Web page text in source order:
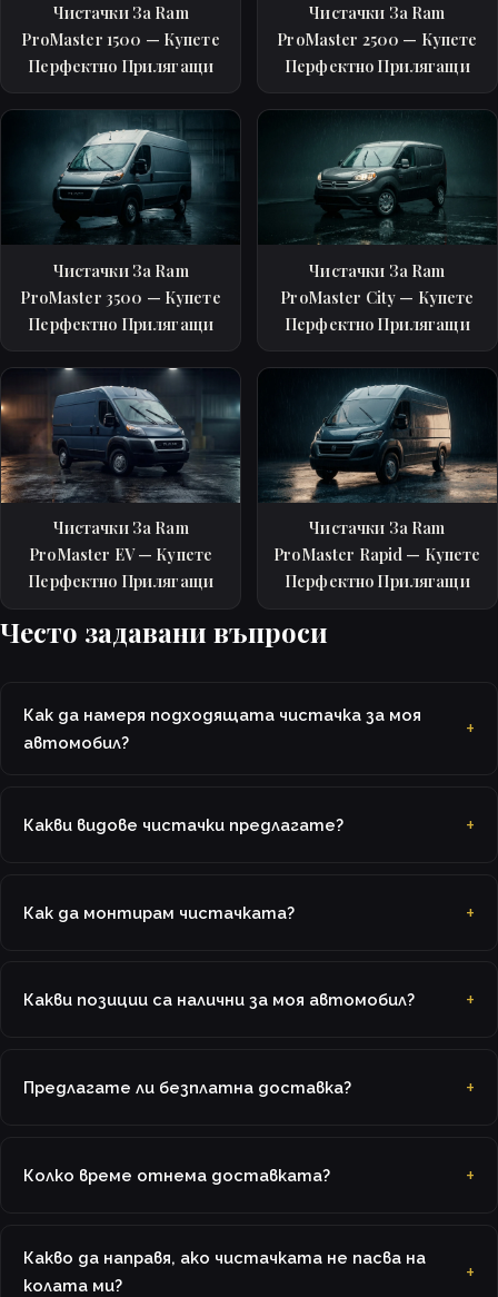
Чистачки За Ram
ProMaster 1500 — Купете
Перфектно Прилягащи
Чистачки За Ram
ProMaster 2500 — Купете
Перфектно Прилягащи
Чистачки За Ram
ProMaster 3500 — Купете
Перфектно Прилягащи
Чистачки За Ram
ProMaster City — Купете
Перфектно Прилягащи
Чистачки За Ram
ProMaster EV — Купете
Перфектно Прилягащи
Чистачки За Ram
ProMaster Rapid — Купете
Перфектно Прилягащи
Често задавани въпроси
Как да намеря подходящата чистачка за моя
автомобил?
Какви видове чистачки предлагате?
Как да монтирам чистачката?
Какви позиции са налични за моя автомобил?
Предлагате ли безплатна доставка?
Колко време отнема доставката?
Какво да направя, ако чистачката не пасва на
колата ми?